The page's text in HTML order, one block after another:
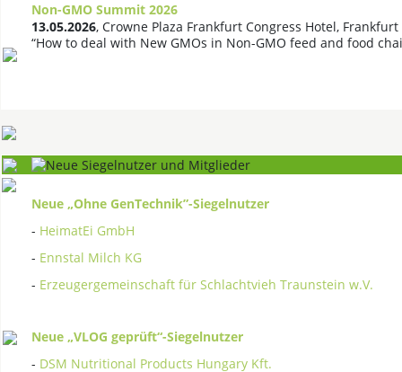
Non-GMO Summit 2026
13.05.2026, Crowne Plaza Frankfurt Congress Hotel,
“How to deal with New GMOs in Non-GMO feed and food
Neue „Ohne GenTechnik”-Siegelnutzer
- HeimatEi GmbH
- Ennstal Milch KG
- Erzeugergemeinschaft für Schlachtvieh Traunstein w.V.
Neue „VLOG geprüft“-Siegelnutzer
- DSM Nutritional Products Hungary Kft.